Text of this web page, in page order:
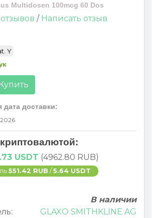
Multidosen 100mcg 60 Dos
/ Написать отзыв
Y
дата доставки:
USDT (4962.80 RUB)
551.42 RUB /5.64 USDT
В наличии
GLAXO SMITHKLINE AG